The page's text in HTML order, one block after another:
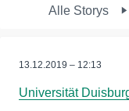
Alle Storys
13.12.2019 – 12:13
Universität